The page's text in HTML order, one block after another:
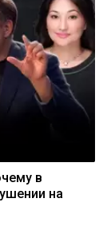
в
на